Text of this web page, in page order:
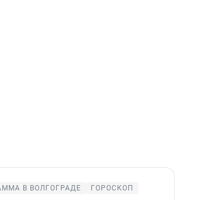
В ВОЛГОГРАДЕ ГОРОСКОП